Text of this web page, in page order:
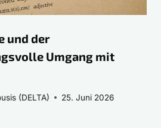
und der
Umgang mit
(DELTA) 25. Juni 2026